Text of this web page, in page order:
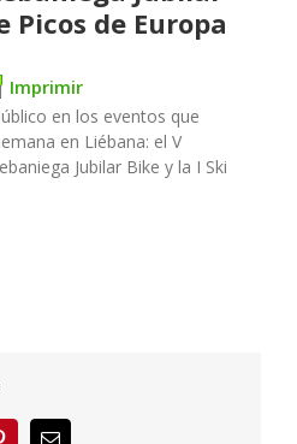
Picos de Europa
Imprimir
en los eventos que
en Liébana: el V
Jubilar Bike y la I Ski
PinterestCorreo